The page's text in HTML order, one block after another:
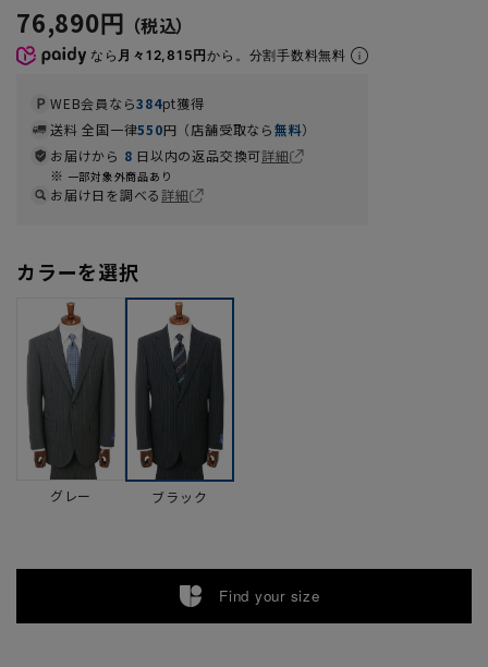
76,890円
なら 月々12,815円から。分割手数料無料
WEB会員なら384pt獲得
送料 全国一律550円（店舗受取なら無料）
お届けから 8 日以内の返品交換可詳細
一部対象外商品あり
お届け日を調べる詳細
カラーを選択
グレー ブラック
Find your size